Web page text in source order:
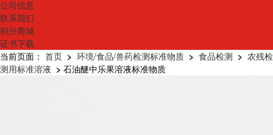
公司信息
联系我们
积分商城
证书下载
当前页面： 首页 > 环境/食品/兽药检测标准物质 > 食品检测 > 农残检
测用标准溶液 > 石油醚中乐果溶液标准物质